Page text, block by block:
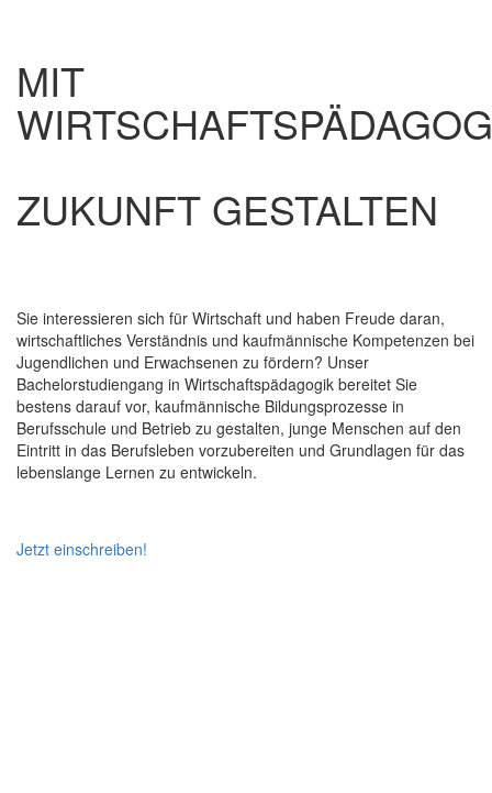
MIT
ZUKUNFT GESTALTEN
Sie interessieren sich für Wirtschaft und haben Freude daran,
wirtschaftliches Verständnis und kaufmännische Kompetenzen bei
Jugendlichen und Erwachsenen zu fördern? Unser
Bachelorstudiengang in Wirtschaftspädagogik bereitet Sie
bestens darauf vor, kaufmännische Bildungsprozesse in
Berufsschule und Betrieb zu gestalten, junge Menschen auf den
Eintritt in das Berufsleben vorzubereiten und Grundlagen für das
lebenslange Lernen zu entwickeln.
Jetzt einschreiben!